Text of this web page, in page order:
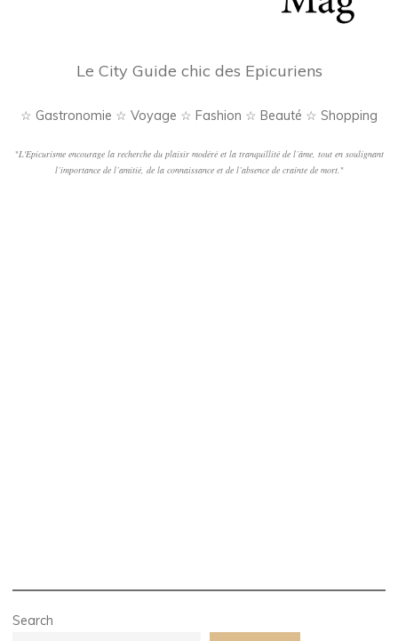
Le City Guide chic des Epicuriens
☆ Gastronomie ☆ Voyage ☆ Fashion ☆ Beauté ☆ Shopping
"L'Epicurisme encourage la recherche du plaisir modéré et la tranquillité de l’âme, tout en soulignant
l’importance de l’amitié, de la connaissance et de l’absence de crainte de mort."
Search